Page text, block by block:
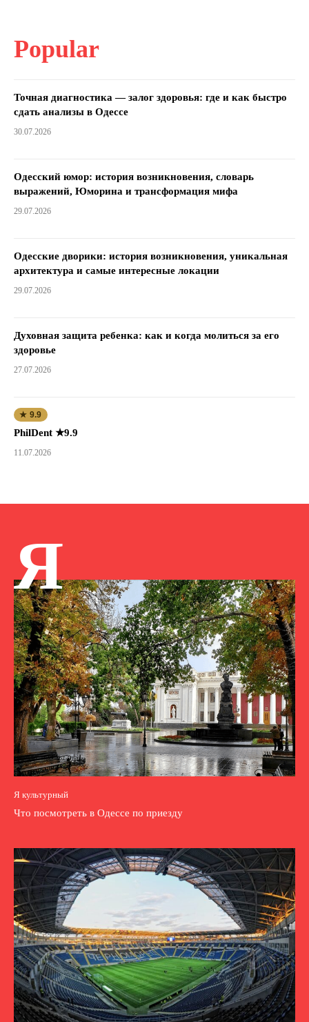
Popular
Точная диагностика — залог здоровья: где и как быстро
сдать анализы в Одессе
30.07.2026
Одесский юмор: история возникновения, словарь
выражений, Юморина и трансформация мифа
29.07.2026
Одесские дворики: история возникновения, уникальная
архитектура и самые интересные локации
29.07.2026
Духовная защита ребенка: как и когда молиться за его
здоровье
27.07.2026
★ 9.9
PhilDent ★9.9
11.07.2026
Я
Я культурный
Что посмотреть в Одессе по приезду